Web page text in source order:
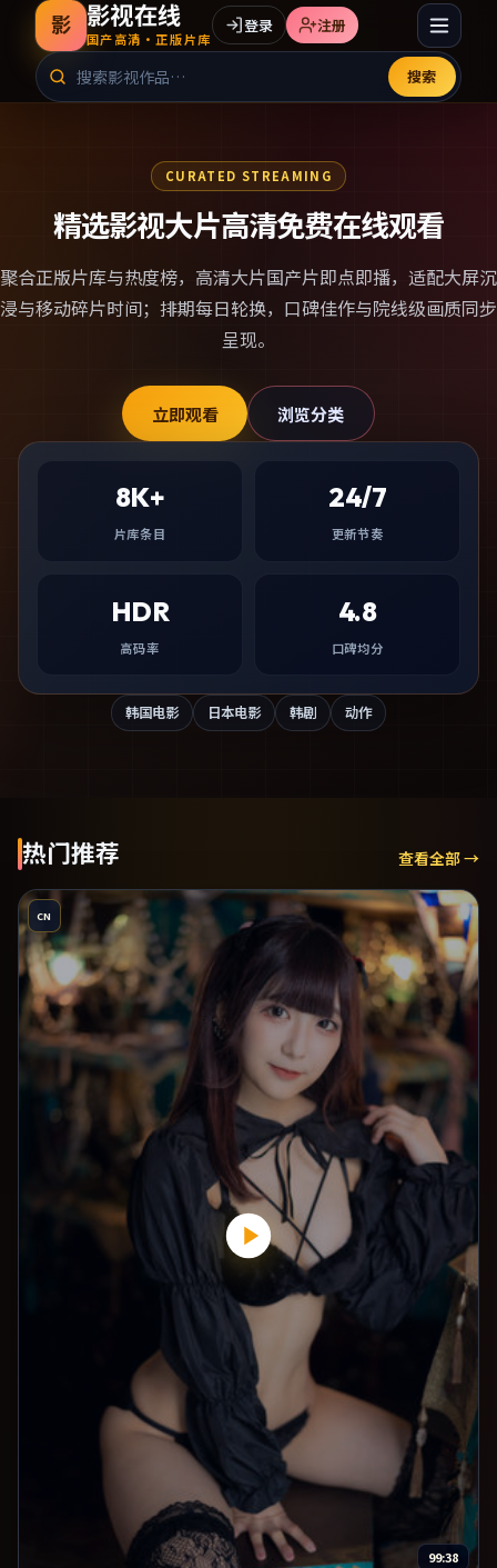
影 影视在线
国产高清·正版片库
搜索
登录 注册
CURATED STREAMING
精选影视大片高清免费在线观看
聚合正版片库与热度榜， 高清大片国产片即点即播，适配大屏沉
浸与移动碎片时间；排期每日轮换，口碑佳作与院线级画质同步
呈现。
立即观看 浏览分类
8K+
片库条目
24/7
更新节奏
HDR
高码率
4.8
口碑均分
韩国电影 日本电影 韩剧 动作
热门推荐 查看全部 →
CN
99:38